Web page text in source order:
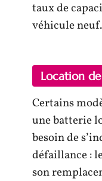
taux de
véhicule neuf.
Location
Certains
une batterie
besoin de
défaillance :
son